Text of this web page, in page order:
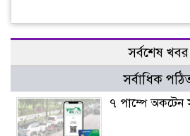
সর্বশেষ খবর
সর্বাধিক
৭ পাম্পে অকটেন